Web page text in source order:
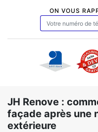
ON VOUS
JH Renove :
façade après une
extérieure